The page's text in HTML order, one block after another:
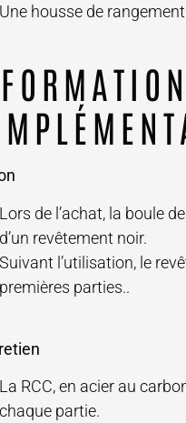
Une housse de
Lors de l’achat, la boule
d’un revêtement noir.
Suivant l’utilisation, le
premières parties..
La RCC, en acier au
chaque partie.